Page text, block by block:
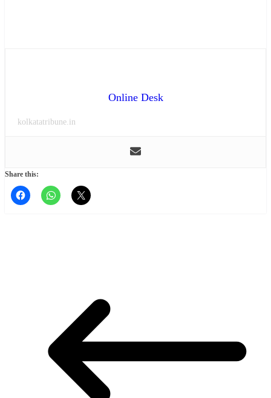
Online Desk
kolkatatribune.in
Share this: